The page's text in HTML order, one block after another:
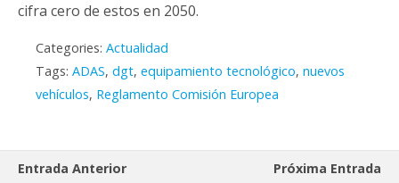
cifra cero de estos en 2050.
Categories: Actualidad
Tags: ADAS, dgt, equipamiento tecnológico, nuevos
vehículos, Reglamento Comisión Europea
Entrada Anterior
Próxima Entrada